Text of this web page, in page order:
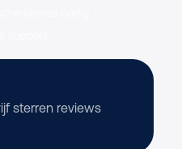
sterren reviews